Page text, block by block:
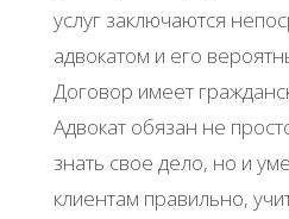
услуг заключаются
адвокатом и его
Договор имеет
Адвокат обязан не
знать свое дело, но и
клиентам правильно,